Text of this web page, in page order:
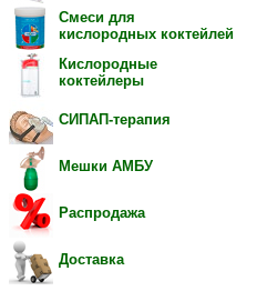
Смеси для
кислородных коктейлей
Кислородные
коктейлеры
СИПАП-терапия
Мешки АМБУ
Распродажа
Доставка